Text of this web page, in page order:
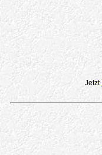
Jetzt